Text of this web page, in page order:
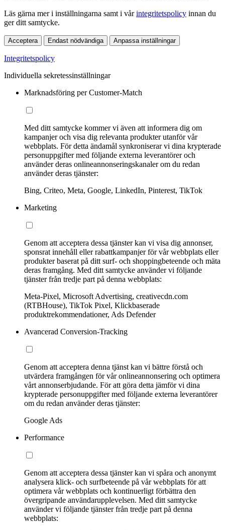
Läs gärna mer i inställningarna samt i vårintegritetspolicy innan du
ger ditt samtycke.
Acceptera Endast nödvändiga Anpassa inställningar
Integritetspolicy
Individuella sekretessinställningar
Marknadsföring per Customer-Match
Med ditt samtycke kommer vi även att informera dig om
kampanjer och visa dig relevanta produkter utanför vår
webbplats. För detta ändamål synkroniserar vi dina krypterade
personuppgifter med följande externa leverantörer och
använder deras onlineannonseringskanaler om du redan
använder deras tjänster:
Bing, Criteo, Meta, Google, LinkedIn, Pinterest, TikTok
Marketing
Genom att acceptera dessa tjänster kan vi visa dig annonser,
sponsrat innehåll eller rabattkampanjer för vår webbplats eller
produkter baserat på ditt surf- och shoppingbeteende och mäta
deras framgång. Med ditt samtycke använder vi följande
tjänster från tredje part på denna webbplats:
Meta-Pixel, Microsoft Advertising, creativecdn.com
(RTBHouse), TikTok Pixel, Klickbaserade
produktrekommendationer, Ads Defender
Avancerad Conversion-Tracking
Genom att acceptera denna tjänst kan vi bättre förstå och
utvärdera framgången för vår onlineannonsering och optimera
vårt annonserbjudande. För att göra detta jämför vi dina
krypterade personuppgifter med följande externa leverantörer
om du redan använder deras tjänster:
Google Ads
Performance
Genom att acceptera dessa tjänster kan vi spåra och anonymt
analysera klick- och surfbeteende på vår webbplats för att
optimera vår webbplats och kontinuerligt förbättra den
övergripande användarupplevelsen. Med ditt samtycke
använder vi följande tjänster från tredje part på denna
webbplats: